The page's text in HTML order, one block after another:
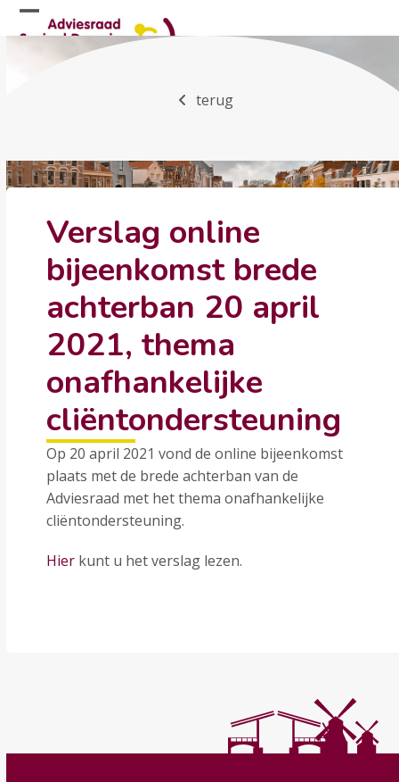
Skip
to
content
Open
mobile
Close
mobile
terug
Verslag online
bijeenkomst brede
achterban 20 april
2021, thema
onafhankelijke
cliëntondersteuning
Op 20 april 2021 vond de online bijeenkomst
plaats met de brede achterban van de
Adviesraad met het thema onafhankelijke
cliëntondersteuning.
Hier kunt u het verslag lezen.